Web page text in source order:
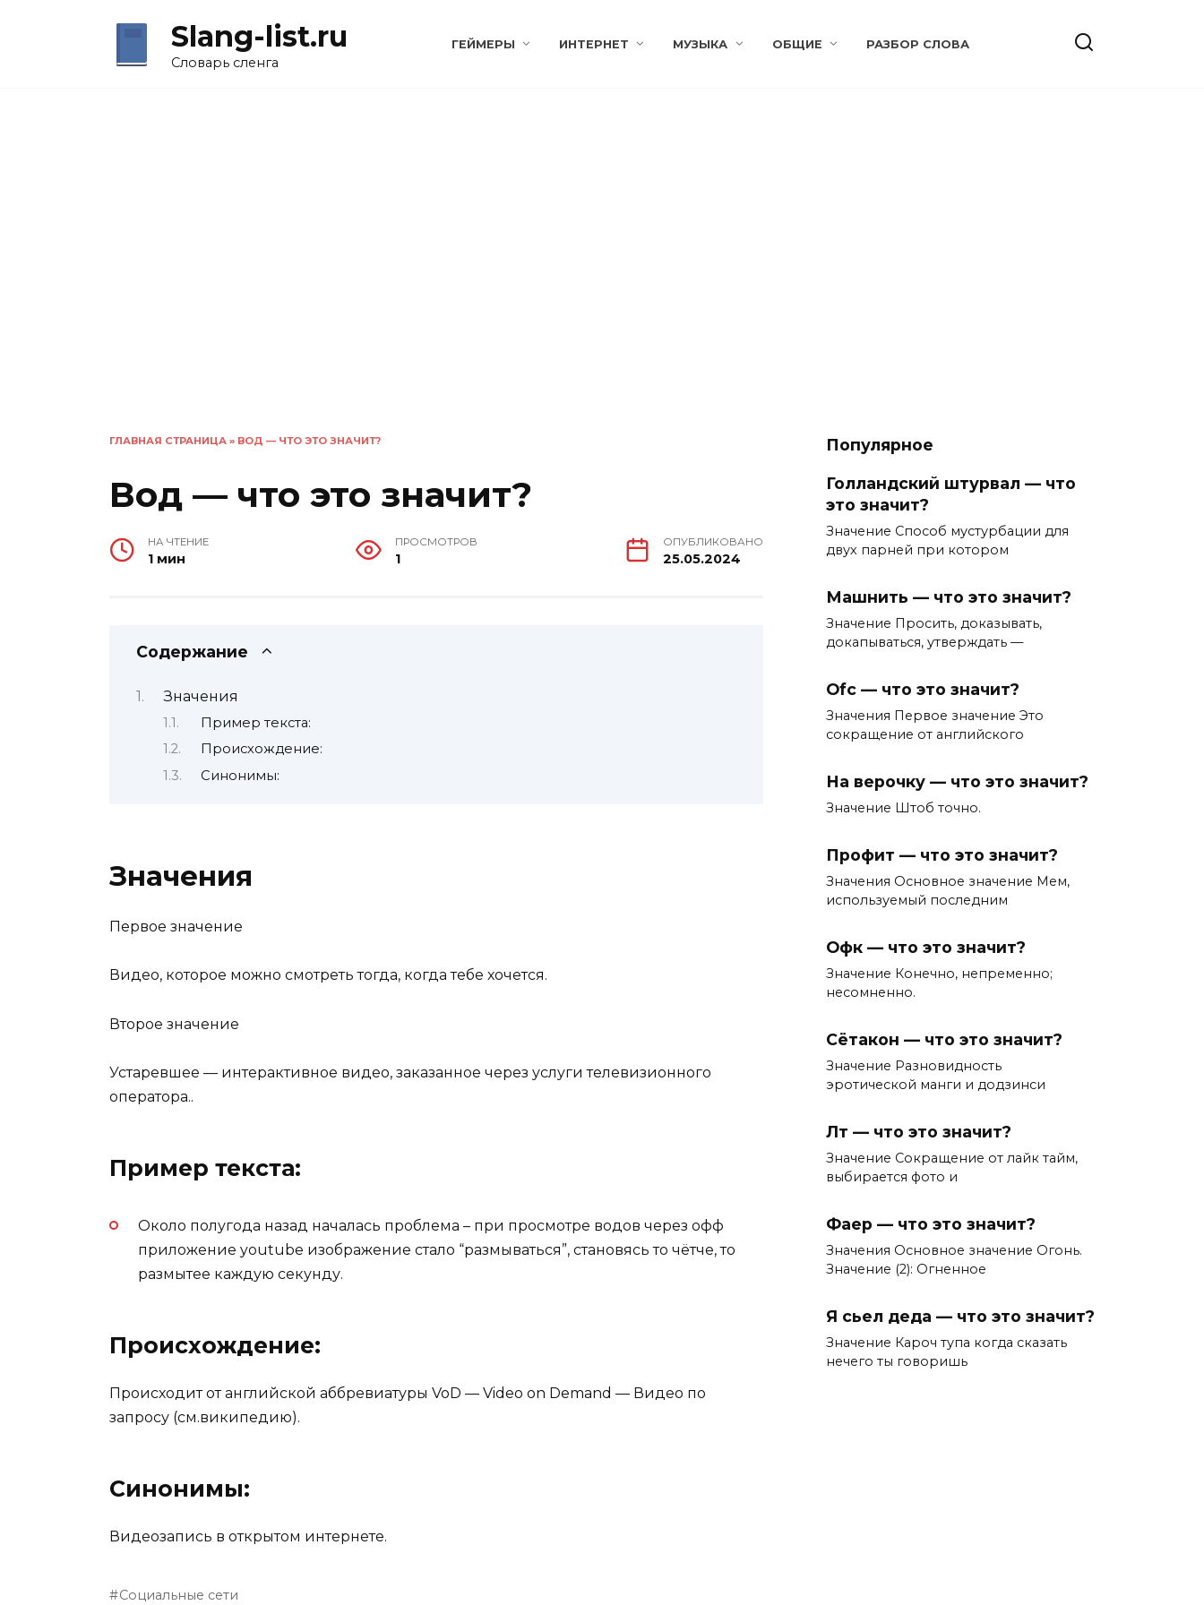
Slang-list.ru
Словарь сленга
ГЕЙМЕРЫ ИНТЕРНЕТ МУЗЫКА ОБЩИЕ РАЗБОР СЛОВА
ГЛАВНАЯ СТРАНИЦА » ВОД — ЧТО ЭТО ЗНАЧИТ?
Вод — что это значит?
НА ЧТЕНИЕ
1 мин
ПРОСМОТРОВ
1
ОПУБЛИКОВАНО
25.05.2024
Содержание
Значения
Пример текста:
Происхождение:
Синонимы:
Значения
Первое значение
Видео, которое можно смотреть тогда, когда тебе хочется.
Второе значение
Устаревшее — интерактивное видео, заказанное через услуги телевизионного
оператора..
Пример текста:
Около полугода назад началась проблема – при просмотре водов через офф
приложение youtube изображение стало “размываться”, становясь то чётче, то
размытее каждую секунду.
Происхождение:
Происходит от английской аббревиатуры VoD — Video on Demand — Видео по
запросу (см.википедию).
Синонимы:
Видеозапись в открытом интернете.
Социальные сети
Популярное
Голландский штурвал — что
это значит?
Значение Способ мустурбации для
двух парней при котором
Машнить — что это значит?
Значение Просить, доказывать,
докапываться, утверждать —
Ofc — что это значит?
Значения Первое значение Это
сокращение от английского
На верочку — что это значит?
Значение Штоб точно.
Профит — что это значит?
Значения Основное значение Мем,
используемый последним
Офк — что это значит?
Значение Конечно, непременно;
несомненно.
Сётакон — что это значит?
Значение Разновидность
эротической манги и додзинси
Лт — что это значит?
Значение Сокращение от лайк тайм,
выбирается фото и
Фаер — что это значит?
Значения Основное значение Огонь.
Значение (2): Огненное
Я сьел деда — что это значит?
Значение Кароч тупа когда сказать
нечего ты говоришь